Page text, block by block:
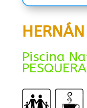
Piscina